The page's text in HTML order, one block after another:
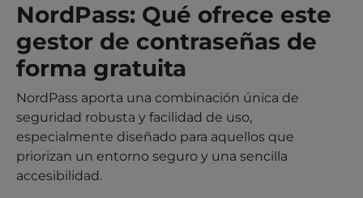
NordPass: Qué ofrece este
gestor de contraseñas de
forma gratuita
NordPass aporta una combinación única de
seguridad robusta y facilidad de uso,
especialmente diseñado para aquellos que
priorizan un entorno seguro y una sencilla
accesibilidad.